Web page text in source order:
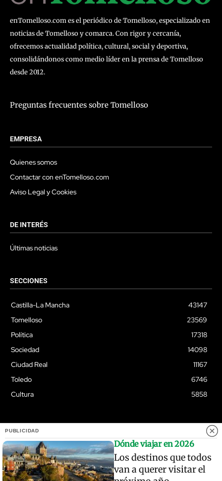
enTomelloso.com es el periódico de Tomelloso, especializado en
noticias de Tomelloso y comarca. Con rigor y cercanía,
ofrecemos actualidad política, cultural, social y deportiva,
consolidándonos como medio líder en la prensa de Tomelloso
desde 2012.
Preguntas frecuentes sobre Tomelloso
EMPRESA
Quienes somos
Contactar con enTomelloso.com
Aviso Legal y Cookies
DE INTERÉS
Últimas noticias
SECCIONES
Castilla-La Mancha
43147
Tomelloso
23569
Política
17318
Sociedad
14098
Ciudad Real
11167
Toledo
6746
Cultura
5858
© Quixoteus
PUBLICIDAD
Dónde viajar en 2026
Los destinos que todos
van a querer visitar el